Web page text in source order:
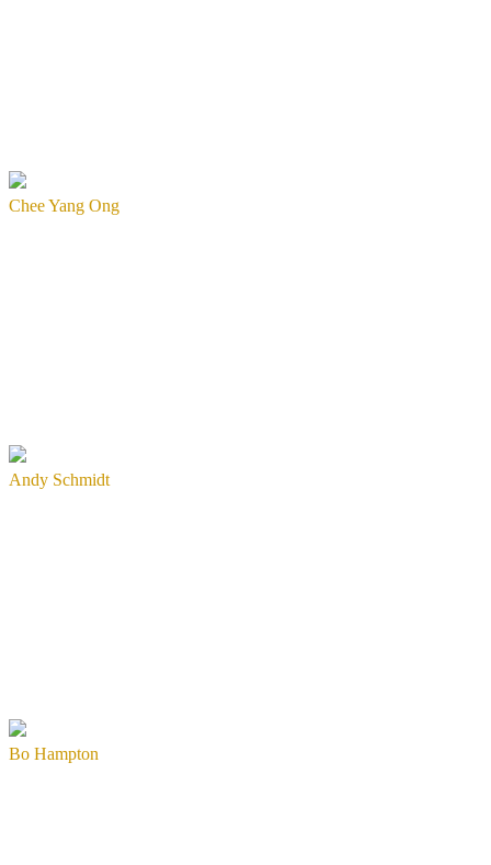
Chee Yang Ong
Andy Schmidt
Bo Hampton